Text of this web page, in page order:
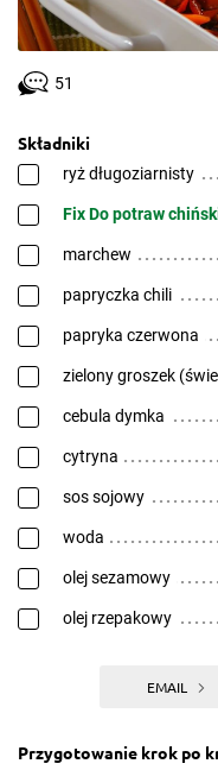
51
Składniki
ryż długoziarnisty
Fix Do potraw
marchew
papryczka chili
papryka czerwona
zielony groszek
cebula dymka
cytryna
sos sojowy
woda
olej sezamowy
olej rzepakowy
EMAIL
Przygotowanie krok po